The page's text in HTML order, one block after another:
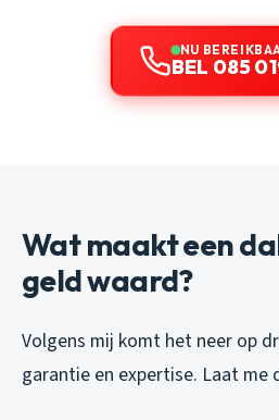
NU
BEL 085
Wat maakt een
geld waard?
Volgens mij komt het neer op
garantie en expertise. Laat me